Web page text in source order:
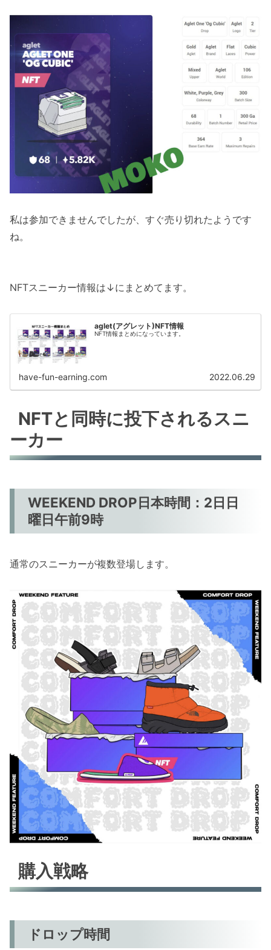
私は参加できませんでしたが、すぐ売り切れたようです
ね。
NFTスニーカー情報は↓にまとめてます。
aglet(アグレット)NFT情報
NFT情報まとめになっています。
have-fun-earning.com 2022.06.29
NFTと同時に投下されるスニ
ーカー
WEEKEND DROP日本時間：2日日
曜日午前9時
通常のスニーカーが複数登場します。
購入戦略
ドロップ時間